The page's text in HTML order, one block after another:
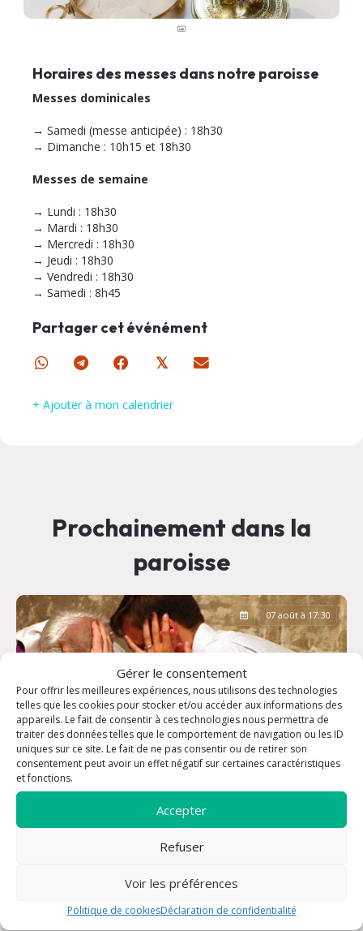
Gérer le consentement
Pour offrir les meilleures expériences, nous utilisons des technologies
telles que les cookies pour stocker et/ou accéder aux informations des
appareils. Le fait de consentir à ces technologies nous permettra de
traiter des données telles que le comportement de navigation ou les ID
uniques sur ce site. Le fait de ne pas consentir ou de retirer son
consentement peut avoir un effet négatif sur certaines caractéristiques
et fonctions.
Accepter
Refuser
Voir les préférences
Politique de cookiesDéclaration de confidentialité
Horaires des messes dans notre paroisse
Messes dominicales
→ Samedi (messe anticipée) : 18h30
→ Dimanche : 10h15 et 18h30
Messes de semaine
→ Lundi : 18h30
→ Mardi : 18h30
→ Mercredi : 18h30
→ Jeudi : 18h30
→ Vendredi : 18h30
→ Samedi : 8h45
Partager cet événément
𝕏
+ Ajouter à mon calendrier
Prochainement dans la
paroisse
07 août à 17:30